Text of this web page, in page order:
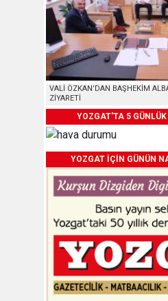
VALİ ÖZKAN’DAN BAŞHEKİM
ZİYARETİ
YOZGAT'TA 5
YOZGAT İÇİN GÜNÜN